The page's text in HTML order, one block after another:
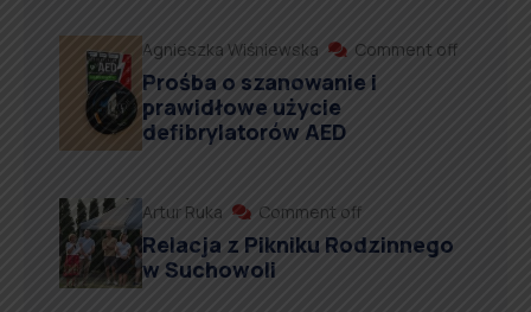
Agnieszka Wiśniewska Comment off
Prośba o szanowanie i
prawidłowe użycie
defibrylatorów AED
Artur Ruka Comment off
Relacja z Pikniku Rodzinnego
w Suchowoli